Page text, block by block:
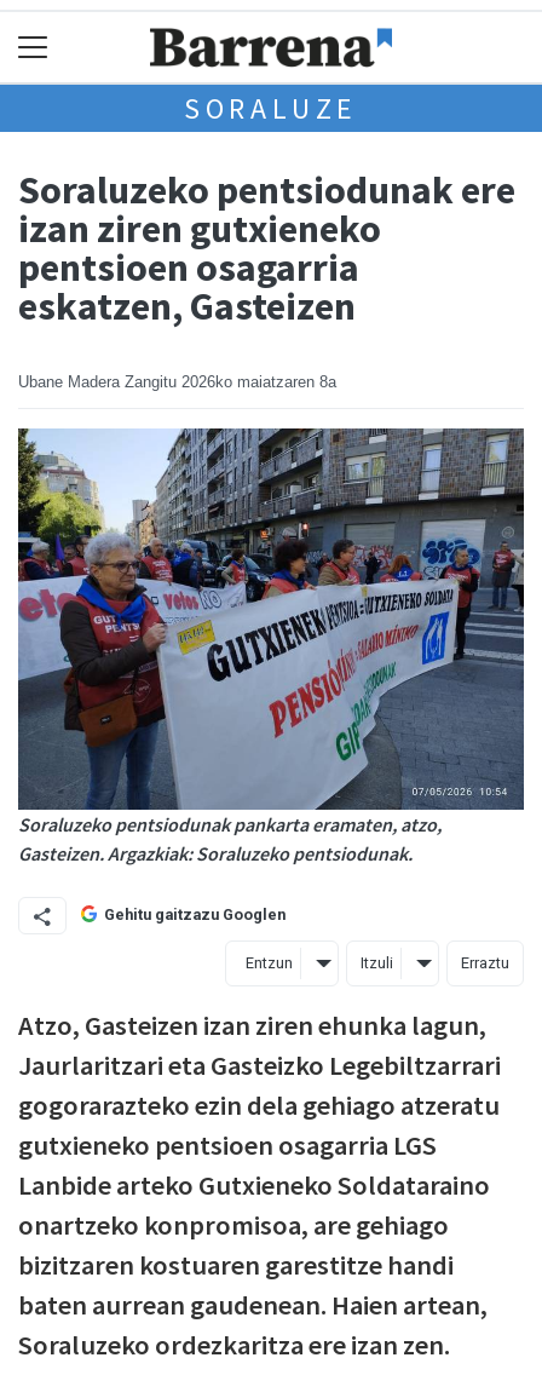
SORALUZE
Soraluzeko pentsiodunak ere
izan ziren gutxieneko
pentsioen osagarria
eskatzen, Gasteizen
Ubane Madera Zangitu 2026ko maiatzaren 8a
Soraluzeko pentsiodunak pankarta eramaten, atzo,
Gasteizen. Argazkiak: Soraluzeko pentsiodunak.
Gehitu gaitzazu Googlen
Entzun Itzuli Erraztu
Atzo, Gasteizen izan ziren ehunka lagun,
Jaurlaritzari eta Gasteizko Legebiltzarrari
gogorarazteko ezin dela gehiago atzeratu
gutxieneko pentsioen osagarria LGS
Lanbide arteko Gutxieneko Soldataraino
onartzeko konpromisoa, are gehiago
bizitzaren kostuaren garestitze handi
baten aurrean gaudenean. Haien artean,
Soraluzeko ordezkaritza ere izan zen.